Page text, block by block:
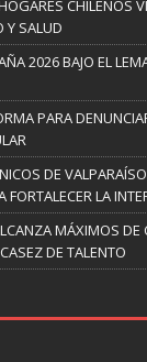
CHILENOS
Y SALUD
2026 BAJO EL
PARA
DE
FORTALECER LA
MÁXIMOS DE
DE TALENTO